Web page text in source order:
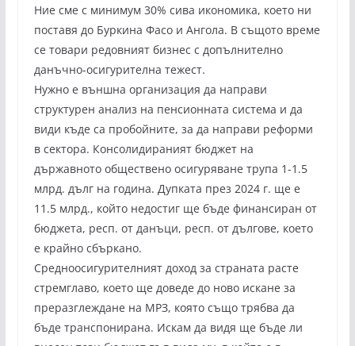
Ние сме с минимум 30% сива икономика, което ни
поставя до Буркина Фасо и Ангола. В същото време
се товари редовният бизнес с допълнително
данъчно-осигурителна тежест.
Нужно е външна организация да направи
структурен анализ на пенсионната система и да
види къде са пробойните, за да направи реформи
в сектора. Консолидираният бюджет на
държавното обществено осигуряване трупа 1-1.5
млрд. дълг на година. Дупката през 2024 г. ще е
11.5 млрд., който недостиг ще бъде финансиран от
бюджета, респ. от данъци, респ. от дългове, което
е крайно сбъркано.
Средноосигурителният доход за страната расте
стремглаво, което ще доведе до ново искане за
преразглеждане на МРЗ, която също трябва да
бъде транспонирана. Искам да видя ще бъде ли